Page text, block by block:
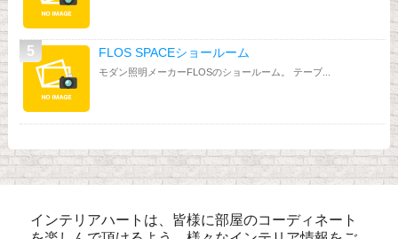
FLOS SPACEショールーム
モダン照明メーカーFLOSのショールーム。 テーブ...
インテリアハートは、皆様に部屋のコーディネート